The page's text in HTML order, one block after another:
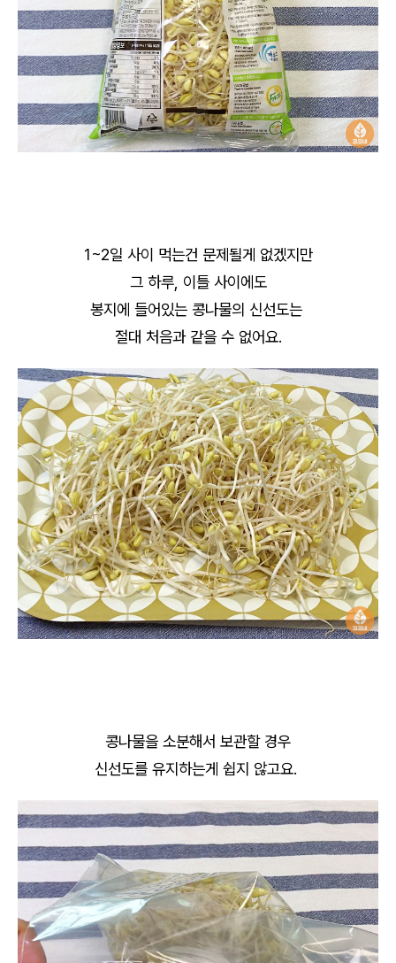
1~2일 사이 먹는건 문제될게 없겠지만
그 하루, 이틀 사이에도
봉지에 들어있는 콩나물의 신선도는
절대 처음과 같을 수 없어요.
콩나물을 소분해서 보관할 경우
신선도를 유지하는게 쉽지 않고요.